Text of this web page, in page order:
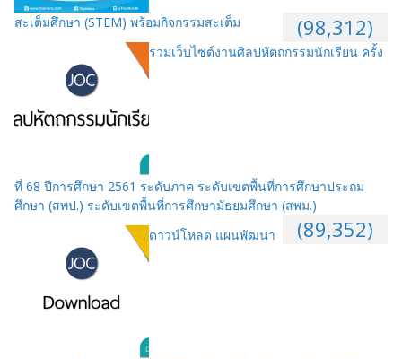
สะเต็มศึกษา (STEM) พร้อมกิจกรรมสะเต็ม (98,312)
รวมเว็บไซต์งานศิลปหัตถกรรมนักเรียน ครั้ง
ที่ 68 ปีการศึกษา 2561 ระดับภาค ระดับเขตพื้นที่การศึกษาประถม
ศึกษา (สพป.) ระดับเขตพื้นที่การศึกษามัธยมศึกษา (สพม.)
(89,352)
ดาวน์โหลด แผนพัฒนา